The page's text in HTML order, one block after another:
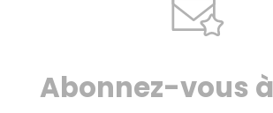
Abonnez-vous